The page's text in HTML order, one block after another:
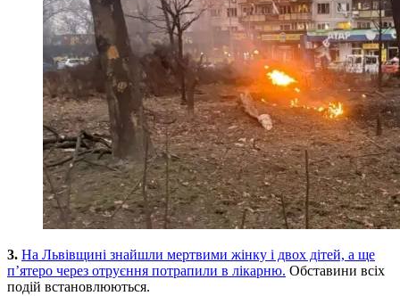
3. На Львівщині знайшли мертвими жінку і двох дітей, а ще
п’ятеро через отруєння потрапили в лікарню. Обставини всіх
подій встановлюються.